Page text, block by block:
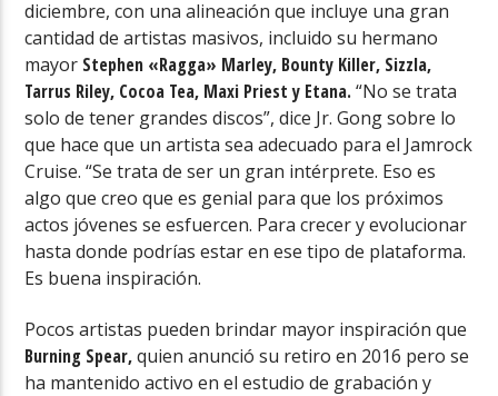
diciembre, con una alineación que incluye una gran
cantidad de artistas masivos, incluido su hermano
mayor Stephen «Ragga» Marley, Bounty Killer, Sizzla,
Tarrus Riley, Cocoa Tea, Maxi Priest y Etana. “No se trata
solo de tener grandes discos”, dice Jr. Gong sobre lo
que hace que un artista sea adecuado para el Jamrock
Cruise. “Se trata de ser un gran intérprete. Eso es
algo que creo que es genial para que los próximos
actos jóvenes se esfuercen. Para crecer y evolucionar
hasta donde podrías estar en ese tipo de plataforma.
Es buena inspiración.
Pocos artistas pueden brindar mayor inspiración que
Burning Spear,quien anunció su retiro en 2016 pero se
ha mantenido activo en el estudio de grabación y